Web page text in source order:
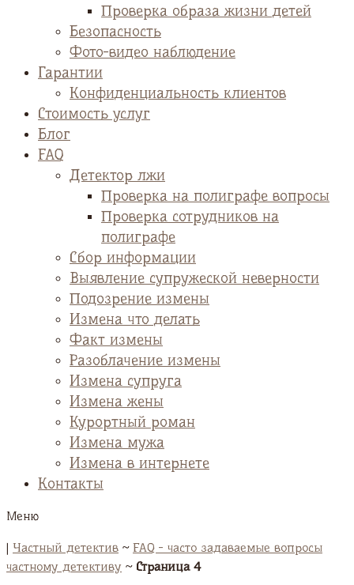
Проверка образа жизни детей
Безопасность
Фото-видео наблюдение
Гарантии
Конфиденциальность клиентов
Стоимость услуг
Блог
FAQ
Детектор лжи
Проверка на полиграфе вопросы
Проверка сотрудников на
полиграфе
Сбор информации
Выявление супружеской неверности
Подозрение измены
Измена что делать
Факт измены
Разоблачение измены
Измена супруга
Измена жены
Курортный роман
Измена мужа
Измена в интернете
Контакты
Меню
| Частный детектив ~ FAQ - часто задаваемые вопросы
частному детективу ~ Страница 4